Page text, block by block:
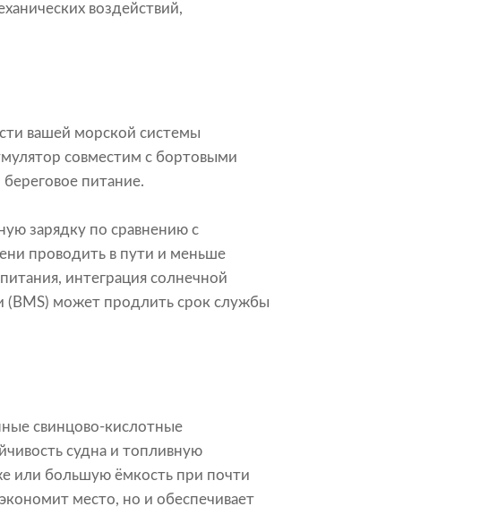
воздействий,
вашей морской системы
совместим с бортовыми
питание.
зарядку по сравнению с
проводить в пути и меньше
интеграция солнечной
(BMS) может продлить срок службы
свинцово-кислотные
судна и топливную
или большую ёмкость при почти
место, но и обеспечивает